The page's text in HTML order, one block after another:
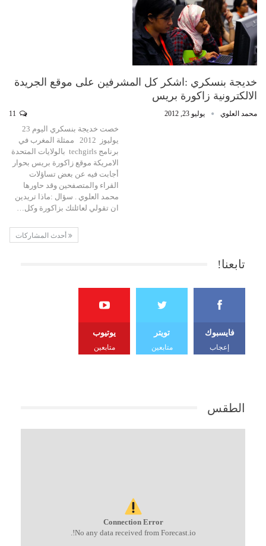
خديجة بنسكري :اشكر كل المشرفين على موقع الجريدة
الالكترونية زاكورة بريس
محمد العلوي يوليو 23, 2012
خصت خديجة بنسكري اليوم 23
يوليوز 2012 ممثلة المغرب في
برنامج techgirls بالولايات المتحدة
الامريكة موقع زاكورة بريس بحوار
أجابت فيه عن بعض تساؤلات
القراء والمتصفحين وقد حاورها
محمد العلوي . سؤال :ماذا تريدين
ان تقولي لعائلتك بزاكورة وكل…
أحدث المشاركات
تابعنا!
فايسبوك
إعجاب
تويتر
متابعين
يوتيوب
متابعين
الطقس
Connection Error
No any data received from Forecast.io!.